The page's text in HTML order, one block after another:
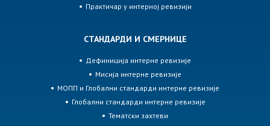
Практичар у интерној ревизији
СТАНДАРДИ И СМЕРНИЦЕ
Дефиниција интерне ревизије
Мисија интерне ревизије
МОПП и Глобални стандарди интерне ревизије
Глобални стандарди интерне ревизије
Тематски захтеви